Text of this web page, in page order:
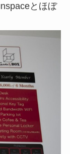
とほぼ